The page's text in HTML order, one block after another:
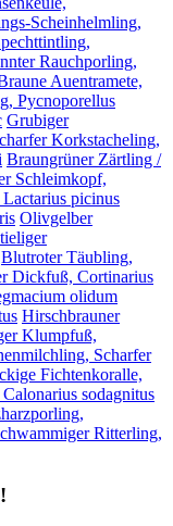
Scheinhelmling,
Rauchporling,
Auentramete,
Pycnoporellus
Grubiger
Korkstacheling,
Braungrüner Zärtling /
Schleimkopf,
picinus
Olivgelber
Blutroter Täubling,
Dickfuß, Cortinarius
olidum
Hirschbrauner
Klumpfuß,
Scharfer
Fichtenkoralle,
sodagnitus
Ritterling,
!